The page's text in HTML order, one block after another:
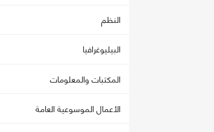
النظم
البيليوغرافيا
المكتبات والمعلومات
الأعمال الموسوعية العامة